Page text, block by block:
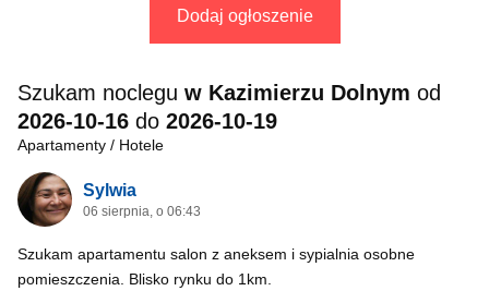
Dodaj ogłoszenie
Szukam noclegu w Kazimierzu Dolnym od
2026-10-16 do 2026-10-19
Apartamenty / Hotele
Sylwia
06 sierpnia, o 06:43
Szukam apartamentu salon z aneksem i sypialnia osobne
pomieszczenia. Blisko rynku do 1km.